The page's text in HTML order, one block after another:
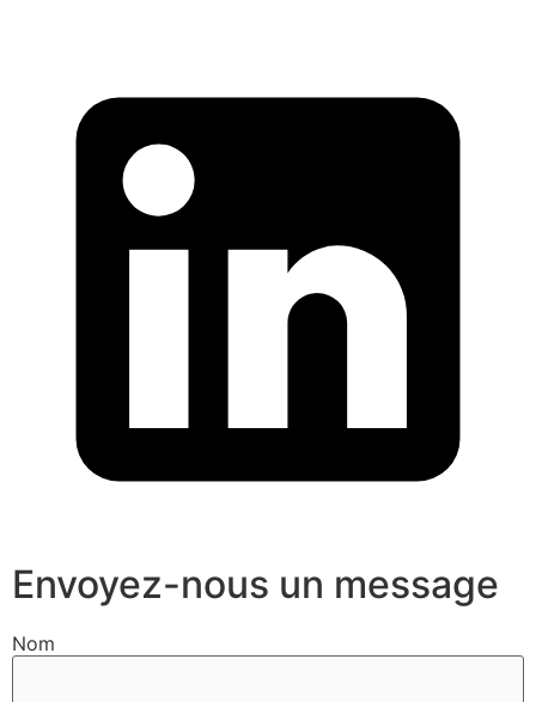
Envoyez-nous un message
Nom